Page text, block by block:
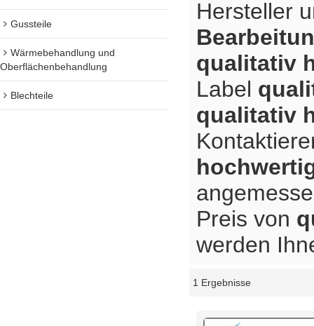
Gussteile
Wärmebehandlung und
Oberflächenbehandlung
Blechteile
Hersteller
qualitativ
Label
qualitativ
Preis von
werden
1 Ergebnisse